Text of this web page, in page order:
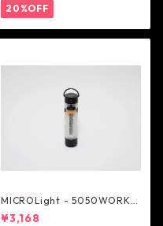
20%OFF
MICROLight - 5050WORKS
HOP
¥3,168